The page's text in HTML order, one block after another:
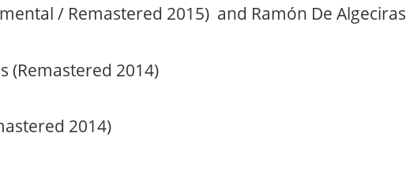
/ Remastered 2015) and Ramón De Algeciras
(Remastered 2014)
2014)